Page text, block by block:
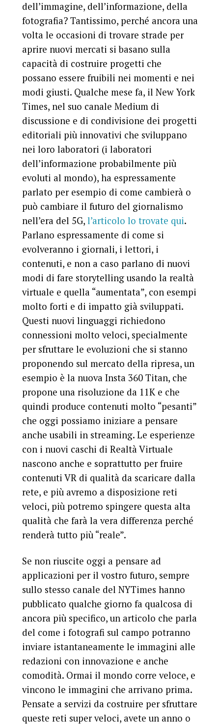
dell’immagine, dell’informazione, della
fotografia? Tantissimo, perché ancora una
volta le occasioni di trovare strade per
aprire nuovi mercati si basano sulla
capacità di costruire progetti che
possano essere fruibili nei momenti e nei
modi giusti. Qualche mese fa, il New York
Times, nel suo canale Medium di
discussione e di condivisione dei progetti
editoriali più innovativi che sviluppano
nei loro laboratori (i laboratori
dell’informazione probabilmente più
evoluti al mondo), ha espressamente
parlato per esempio di come cambierà o
può cambiare il futuro del giornalismo
nell’era del 5G, l’articolo lo trovate qui.
Parlano espressamente di come si
evolveranno i giornali, i lettori, i
contenuti, e non a caso parlano di nuovi
modi di fare storytelling usando la realtà
virtuale e quella “aumentata”, con esempi
molto forti e di impatto già sviluppati.
Questi nuovi linguaggi richiedono
connessioni molto veloci, specialmente
per sfruttare le evoluzioni che si stanno
proponendo sul mercato della ripresa, un
esempio è la nuova Insta 360 Titan, che
propone una risoluzione da 11K e che
quindi produce contenuti molto “pesanti”
che oggi possiamo iniziare a pensare
anche usabili in streaming. Le esperienze
con i nuovi caschi di Realtà Virtuale
nascono anche e soprattutto per fruire
contenuti VR di qualità da scaricare dalla
rete, e più avremo a disposizione reti
veloci, più potremo spingere questa alta
qualità che farà la vera differenza perché
renderà tutto più “reale”.
Se non riuscite oggi a pensare ad
applicazioni per il vostro futuro, sempre
sullo stesso canale del NYTimes hanno
pubblicato qualche giorno fa qualcosa di
ancora più specifico, un articolo che parla
del come i fotografi sul campo potranno
inviare istantaneamente le immagini alle
redazioni con innovazione e anche
comodità. Ormai il mondo corre veloce, e
vincono le immagini che arrivano prima.
Pensate a servizi da costruire per sfruttare
queste reti super veloci, avete un anno o